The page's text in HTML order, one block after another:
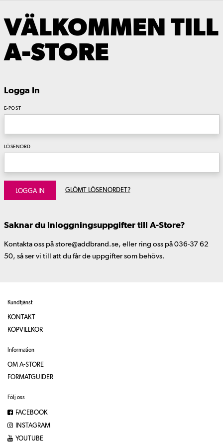
VÄLKOMMEN TILL
A-STORE
Logga In
E-POST
LÖSENORD
LOGGA IN GLÖMT LÖSENORDET?
Saknar du inloggningsuppgifter till A-Store?
Kontakta oss på store@addbrand.se, eller ring oss på 036-37 62
50, så ser vi till att du får de uppgifter som behövs.
Kundtjänst
KONTAKT
KÖPVILLKOR
Information
OM A-STORE
FORMATGUIDER
Följ oss
FACEBOOK
INSTAGRAM
YOUTUBE